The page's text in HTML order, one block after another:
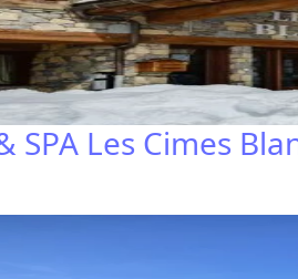
SPA Les Cimes